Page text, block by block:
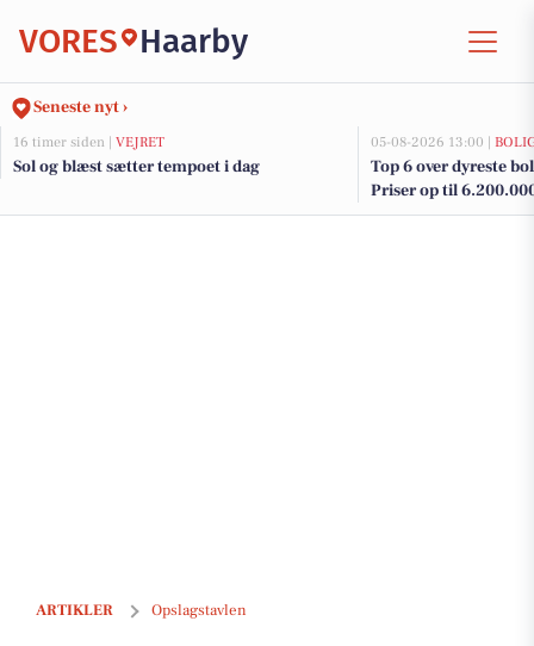
VORES Haarby
Seneste nyt ›
16 timer siden | VEJRET
Sol og blæst sætter tempoet i dag
05-08-2026 13:00 |
Top 6 over dyreste
Priser op til
ARTIKLER Opslagstavlen
Nyt fra Lagersalg.com